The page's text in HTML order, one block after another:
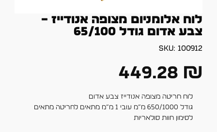
לוח אלומניום מצופה אנודייז –
צבע אדום גודל 65/100
SKU: 100912
449.28 ₪
לוח חריטה מצופה אנודייז צבע אדום
גודל 650/1000 מ”מ עובי 1 מ”מ מתאים לחריטה מתאים
לסימון חוות סולאריות